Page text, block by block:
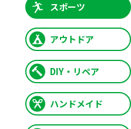
スポーツ
アウトドア
DIY・リペア
ハンドメイド